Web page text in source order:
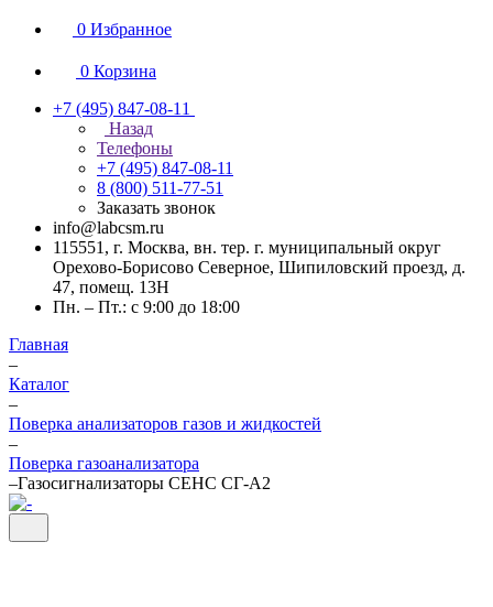
0 Избранное
0 Корзина
+7 (495) 847-08-11
Назад
Телефоны
+7 (495) 847-08-11
8 (800) 511-77-51
Заказать звонок
info@labcsm.ru
115551, г. Москва, вн. тер. г. муниципальный округ
Орехово-Борисово Северное, Шипиловский проезд, д.
47, помещ. 13Н
Пн. – Пт.: с 9:00 до 18:00
Главная
–
Каталог
–
Поверка анализаторов газов и жидкостей
–
Поверка газоанализатора
–Газосигнализаторы СЕНС СГ-А2